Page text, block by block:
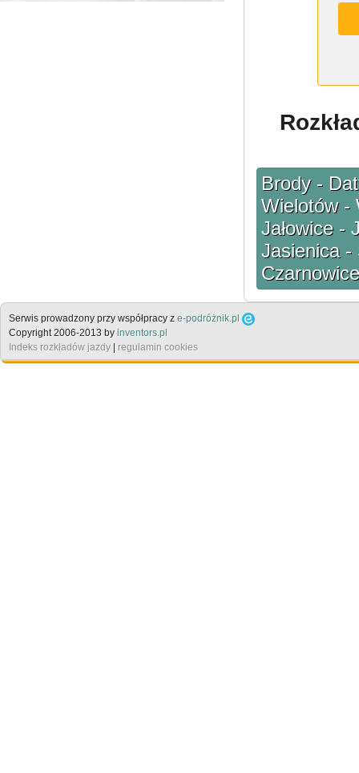
Brody -
Wielotów -
Jałowice -
Jasienica -
Serwis prowadzony przy współpracy z e-podróżnik.pl
Copyright 2006-2013 by inventors.pl
Indeks rozkładów jazdy | regulamin cookies